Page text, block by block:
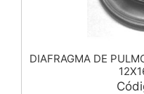
DIAFRAGMA DE